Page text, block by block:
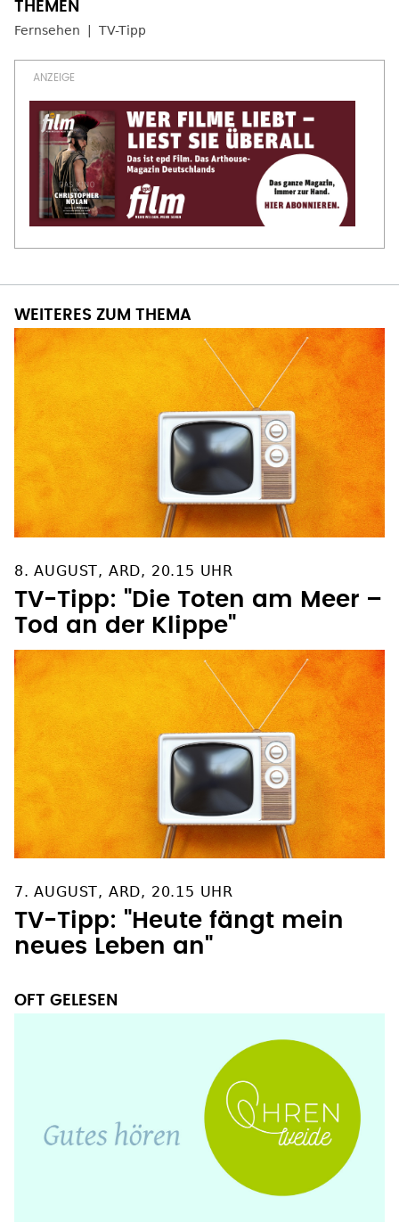
Fernsehen TV-Tipp
WEITERES ZUM THEMA
8. AUGUST, ARD, 20.15 UHR
TV-Tipp: "Die Toten am Meer –
Tod an der Klippe"
7. AUGUST, ARD, 20.15 UHR
TV-Tipp: "Heute fängt mein
neues Leben an"
OFT GELESEN